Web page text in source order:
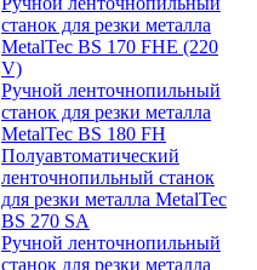
станок для резки металла
MetalTec BS 170 FHE (220
V)
Ручной ленточнопильный
станок для резки металла
MetalTec BS 180 FH
Полуавтоматический
ленточнопильный станок
для резки металла MetalTec
BS 270 SA
Ручной ленточнопильный
станок для резки металла